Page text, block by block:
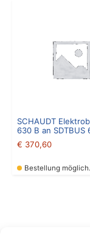
SCHAUDT
630 B an SDTBUS
€ 370,60
Bestellung möglich.